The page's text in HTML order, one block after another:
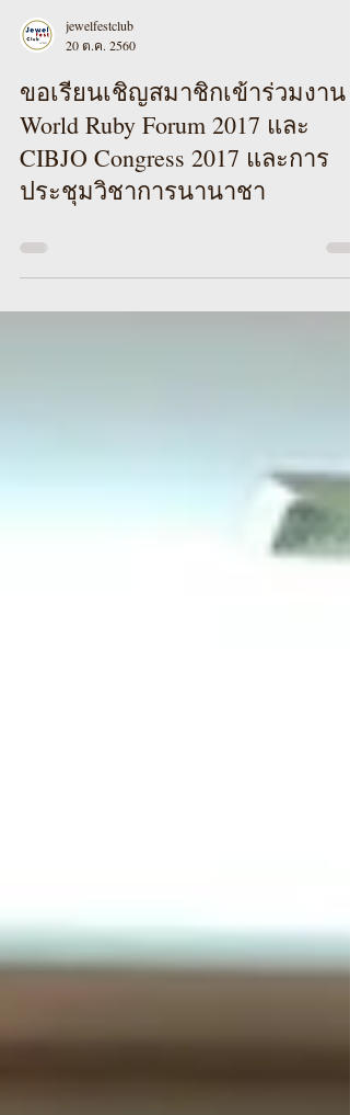
20 ต.ค. 2560
ขอเรียนเชิญสมาชิกเข้าร่วมงาน
World Ruby Forum 2017 และ
CIBJO Congress 2017 และการ
ประชุมวิชาการนานาชา